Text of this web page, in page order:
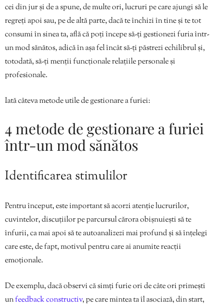
cei din jur și de a spune, de multe ori, lucruri pe care ajungi să le
regreți apoi sau, pe de altă parte, dacă te închizi în tine și te tot
consumi în sinea ta, află că poți începe să-ți gestionezi furia într-
un mod sănătos, adică în așa fel încât să-ți păstrezi echilibrul și,
totodată, să-ți menții funcționale relațiile personale și
profesionale.
Iată câteva metode utile de gestionare a furiei:
4 metode de gestionare a furiei
într-un mod sănătos
Identificarea stimulilor
Pentru început, este important să acorzi atenție lucrurilor,
cuvintelor, discuțiilor pe parcursul cărora obișnuiești să te
înfurii, ca mai apoi să te autoanalizezi mai profund și să înțelegi
care este, de fapt, motivul pentru care ai anumite reacții
emoționale.
De exemplu, dacă observi că simți furie ori de câte ori primești
unfeedback constructiv, pe care mintea ta îl asociază, din start,